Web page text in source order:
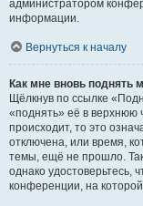
администратором
информации.
Вернуться к началу
Как мне вновь поднять
Щёлкнув по ссылке
«поднять» её в верхнюю
происходит, то это
отключена, или время,
темы, ещё не прошло.
однако
конференции, на